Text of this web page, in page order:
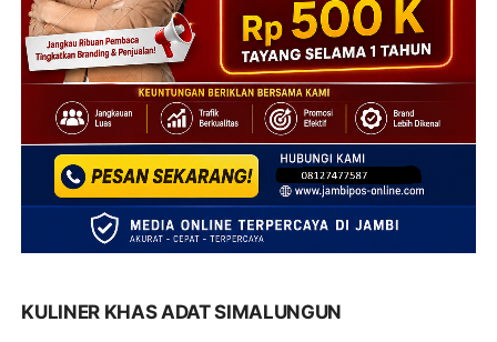
KULINER KHAS ADAT SIMALUNGUN